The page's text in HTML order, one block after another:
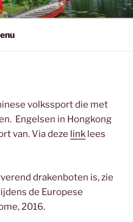
volkssport die met
Engelsen in Hongkong
van. Via deze link lees
drakenboten is, zie
de Europese
2016.